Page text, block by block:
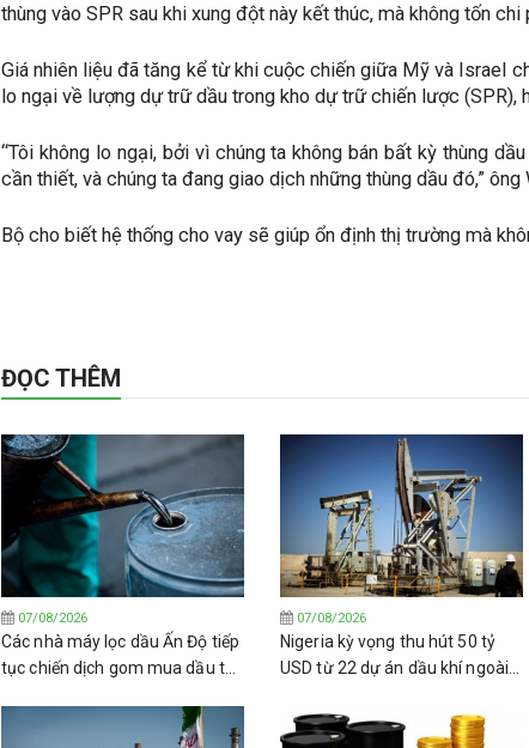
thùng vào SPR sau khi xung đột này kết thúc, mà không tốn
Giá nhiên liệu đã tăng kể từ khi cuộc chiến giữa Mỹ và Israel
lo ngại về lượng dự trữ dầu trong kho dự trữ chiến lược (SPR),
“Tôi không lo ngại, bởi vì chúng ta không bán bất kỳ thùng
cần thiết, và chúng ta đang giao dịch những thùng dầu đó,” ông
Bộ cho biết hệ thống cho vay sẽ giúp ổn định thị trường mà
ĐỌC THÊM
07/08/2026
Các nhà máy lọc dầu Ấn Độ tiếp
tục chiến dịch gom mua dầu thô
07/08/2026
Nigeria kỳ vọng thu hút 50 tỷ
USD từ 22 dự án dầu khí ngoài